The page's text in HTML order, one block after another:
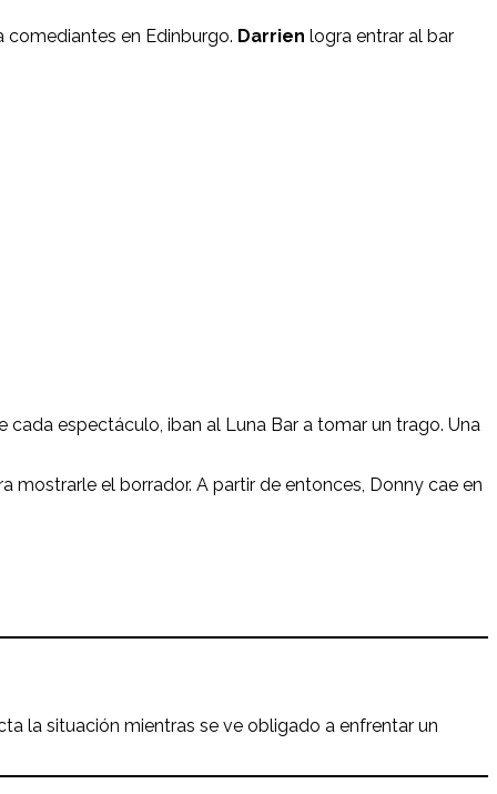
comediantes en Edinburgo. Darrien logra entrar al bar
espectáculo, iban al Luna Bar a tomar un trago. Una
mostrarle el borrador. A partir de entonces, Donny cae en
la situación mientras se ve obligado a enfrentar un